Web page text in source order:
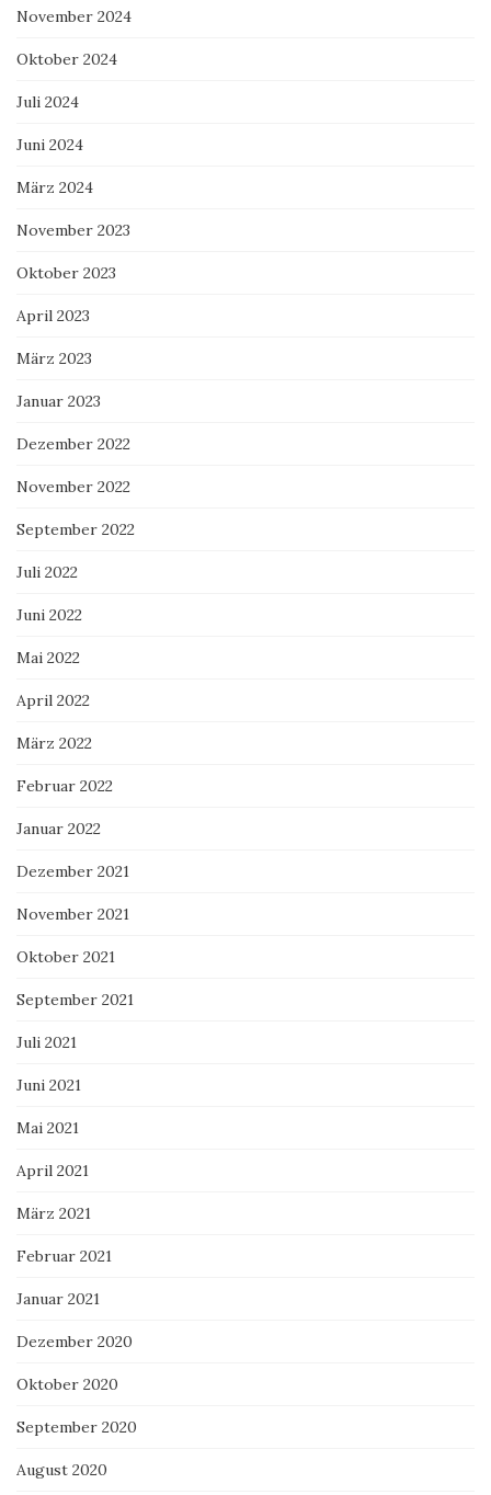
November 2024
Oktober 2024
Juli 2024
Juni 2024
März 2024
November 2023
Oktober 2023
April 2023
März 2023
Januar 2023
Dezember 2022
November 2022
September 2022
Juli 2022
Juni 2022
Mai 2022
April 2022
März 2022
Februar 2022
Januar 2022
Dezember 2021
November 2021
Oktober 2021
September 2021
Juli 2021
Juni 2021
Mai 2021
April 2021
März 2021
Februar 2021
Januar 2021
Dezember 2020
Oktober 2020
September 2020
August 2020